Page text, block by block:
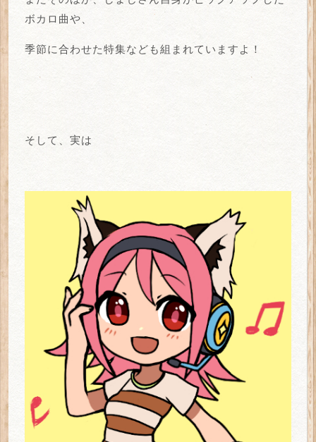
ボカロ曲や、
季節に合わせた特集なども組まれていますよ！
そして、実は